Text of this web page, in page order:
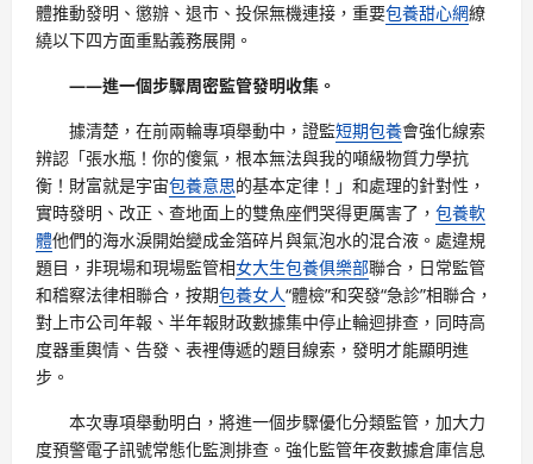
體推動發明、懲辦、退市、投保無機連接，重要包養甜心網繚
繞以下四方面重點義務展開。
——進一個步驟周密監管發明收集。
據清楚，在前兩輪專項舉動中，證監短期包養會強化線索
辨認「張水瓶！你的傻氣，根本無法與我的噸級物質力學抗
衡！財富就是宇宙包養意思的基本定律！」和處理的針對性，
實時發明、改正、查地面上的雙魚座們哭得更厲害了， 包養軟
體他們的海水淚開始變成金箔碎片與氣泡水的混合液。處違規
題目，非現場和現場監管相女大生包養俱樂部聯合，日常監管
和稽察法律相聯合，按期包養女人“體檢”和突發“急診”相聯合，
對上市公司年報、半年報財政數據集中停止輪迴排查，同時高
度器重輿情、告發、表裡傳遞的題目線索，發明才能顯明進
步。
本次專項舉動明白，將進一個步驟優化分類監管，加大力
度預警電子訊號常態化監測排查。強化監管年夜數據倉庫信息